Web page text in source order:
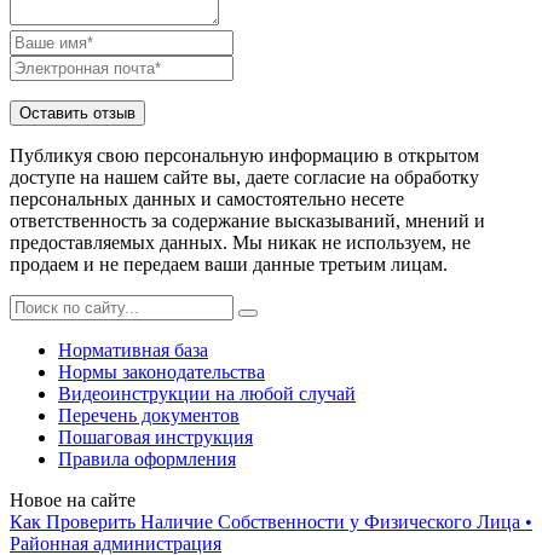
Публикуя свою персональную информацию в открытом
доступе на нашем сайте вы, даете согласие на обработку
персональных данных и самостоятельно несете
ответственность за содержание высказываний, мнений и
предоставляемых данных. Мы никак не используем, не
продаем и не передаем ваши данные третьим лицам.
Нормативная база
Нормы законодательства
Видеоинструкции на любой случай
Перечень документов
Пошаговая инструкция
Правила оформления
Новое на сайте
Как Проверить Наличие Собственности у Физического Лица •
Paйoннaя aдминиcтpaция